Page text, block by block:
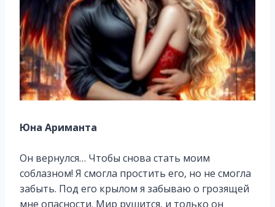
Юна Ариманта
Он вернулся… Чтобы снова стать моим
соблазном! Я смогла простить его, но не смогла
забыть. Под его крылом я забываю о грозящей
мне опасности. Мир рушится, и только он